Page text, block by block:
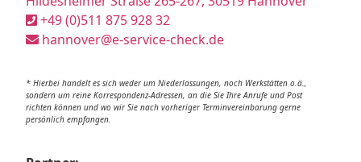
+49 (0)511 875 928 32
hannover@e-service-check.de
* Hierbei handelt es sich weder um Niederlassungen, noch Werkstätten o.ä.,
sondern um reine Korrespondenz-Adressen, an die Sie Ihre Anrufe und Post
richten können und wo wir Sie nach vorheriger Terminvereinbarung gerne
persönlich empfangen.